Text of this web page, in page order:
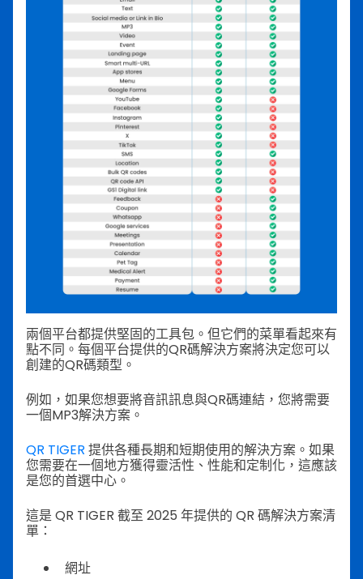
兩個平台都提供堅固的工具包。但它們的菜單看起來有
點不同。每個平台提供的QR碼解決方案將決定您可以
創建的QR碼類型。
例如，如果您想要將音訊訊息與QR碼連結，您將需要
一個MP3解決方案。
QR TIGER 提供各種長期和短期使用的解決方案。如果
您需要在一個地方獲得靈活性、性能和定制化，這應該
是您的首選中心。
這是 QR TIGER 截至 2025 年提供的 QR 碼解決方案清
單：
網址